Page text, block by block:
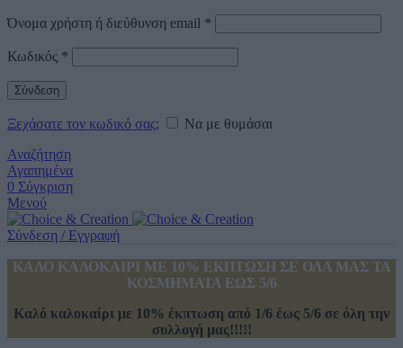
Όνομα χρήστη ή διεύθυνση email *
Κωδικός *
Σύνδεση
Ξεχάσατε τον κωδικό σας;
Να με θυμάσαι
Αναζήτηση
Αγαπημένα
0 Σύγκριση
Μενού
Σύνδεση / Εγγραφή
ΚΑΛΟ ΚΑΛΟΚΑΙΡΙ ΜΕ 10% ΕΚΠΤΩΣΗ ΣΕ ΟΛΑ ΜΑΣ ΤΑ
ΚΟΣΜΗΜΑΤΑ ΕΩΣ 5/6
Καλό καλοκαίρι με 10% έκπτωση από 1/6 έως 5/6 σε όλη την
συλλογή μας!!!!!